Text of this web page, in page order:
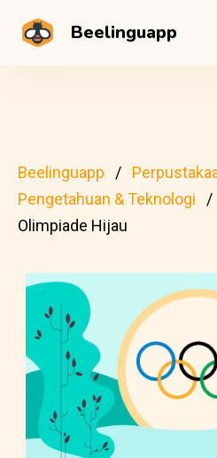
Beelinguapp
Beelinguapp
Pengetahuan & Teknologi
Olimpiade Hijau